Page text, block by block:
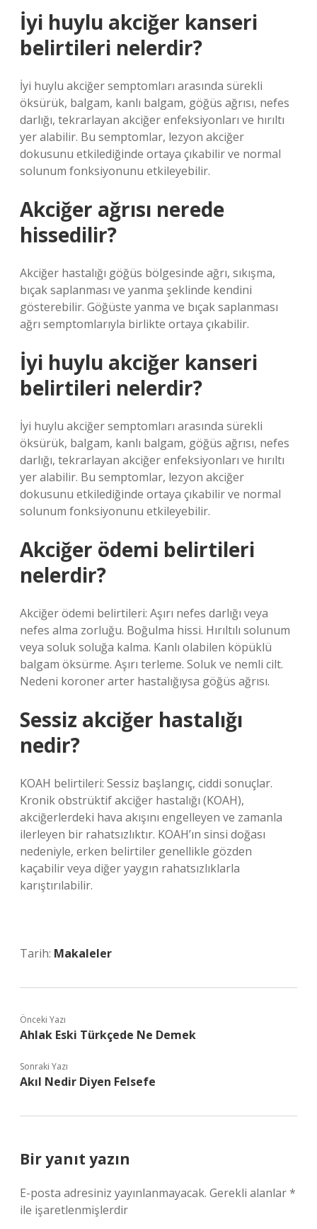
İyi huylu akciğer kanseri
belirtileri nelerdir?
İyi huylu akciğer semptomları arasında sürekli
öksürük, balgam, kanlı balgam, göğüs ağrısı, nefes
darlığı, tekrarlayan akciğer enfeksiyonları ve hırıltı
yer alabilir. Bu semptomlar, lezyon akciğer
dokusunu etkilediğinde ortaya çıkabilir ve normal
solunum fonksiyonunu etkileyebilir.
Akciğer ağrısı nerede
hissedilir?
Akciğer hastalığı göğüs bölgesinde ağrı, sıkışma,
bıçak saplanması ve yanma şeklinde kendini
gösterebilir. Göğüste yanma ve bıçak saplanması
ağrı semptomlarıyla birlikte ortaya çıkabilir.
İyi huylu akciğer kanseri
belirtileri nelerdir?
İyi huylu akciğer semptomları arasında sürekli
öksürük, balgam, kanlı balgam, göğüs ağrısı, nefes
darlığı, tekrarlayan akciğer enfeksiyonları ve hırıltı
yer alabilir. Bu semptomlar, lezyon akciğer
dokusunu etkilediğinde ortaya çıkabilir ve normal
solunum fonksiyonunu etkileyebilir.
Akciğer ödemi belirtileri
nelerdir?
Akciğer ödemi belirtileri: Aşırı nefes darlığı veya
nefes alma zorluğu. Boğulma hissi. Hırıltılı solunum
veya soluk soluğa kalma. Kanlı olabilen köpüklü
balgam öksürme. Aşırı terleme. Soluk ve nemli cilt.
Nedeni koroner arter hastalığıysa göğüs ağrısı.
Sessiz akciğer hastalığı
nedir?
KOAH belirtileri: Sessiz başlangıç, ciddi sonuçlar.
Kronik obstrüktif akciğer hastalığı (KOAH),
akciğerlerdeki hava akışını engelleyen ve zamanla
ilerleyen bir rahatsızlıktır. KOAH’ın sinsi doğası
nedeniyle, erken belirtiler genellikle gözden
kaçabilir veya diğer yaygın rahatsızlıklarla
karıştırılabilir.
Tarih: Makaleler
Önceki Yazı
Ahlak Eski Türkçede Ne Demek
Sonraki Yazı
Akıl Nedir Diyen Felsefe
Bir yanıt yazın
E-posta adresiniz yayınlanmayacak. Gerekli alanlar*
ile işaretlenmişlerdir